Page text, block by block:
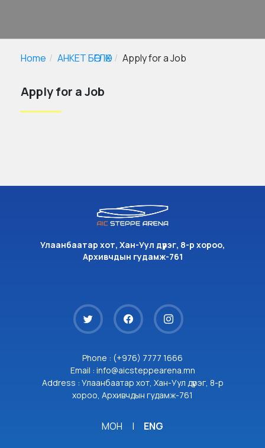
Home АНКЕТ БӨГЛӨХ Apply for a Job
Apply for a Job
Улаанбаатар хот, Хан-Уул дүүрэг, 8-р хороо,
Архивчдын гудамж-761
Phone : (+976) 7777 1666
Email : info@aicsteppearena.mn
Address : Улаанбаатар хот, Хан-Уул дүүрэг, 8-р
хороо, Архивчдын гудамж-761
МОН | ENG